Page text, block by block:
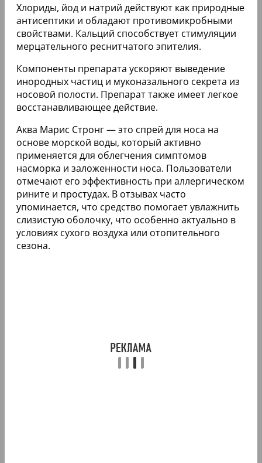
Хлориды, йод и натрий действуют как природные
антисептики и обладают противомикробными
свойствами. Кальций способствует стимуляции
мерцательного реснитчатого эпителия.
Компоненты препарата ускоряют выведение
инородных частиц и муконазального секрета из
носовой полости. Препарат также имеет легкое
восстанавливающее действие.
Аква Марис Стронг — это спрей для носа на
основе морской воды, который активно
применяется для облегчения симптомов
насморка и заложенности носа. Пользователи
отмечают его эффективность при аллергическом
рините и простудах. В отзывах часто
упоминается, что средство помогает увлажнить
слизистую оболочку, что особенно актуально в
условиях сухого воздуха или отопительного
сезона.